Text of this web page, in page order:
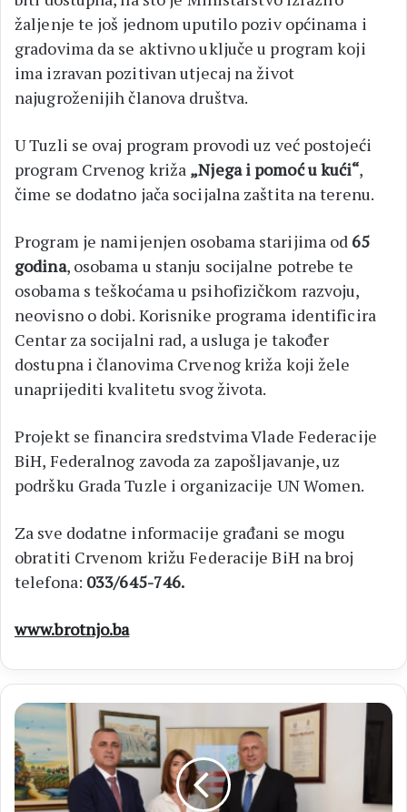
žaljenje te još jednom uputilo poziv općinama i
gradovima da se aktivno uključe u program koji
ima izravan pozitivan utjecaj na život
najugroženijih članova društva.
U Tuzli se ovaj program provodi uz već postojeći
program Crvenog križa „Njega i pomoć u kući“,
čime se dodatno jača socijalna zaštita na terenu.
Program je namijenjen osobama starijima od 65
godina, osobama u stanju socijalne potrebe te
osobama s teškoćama u psihofizičkom razvoju,
neovisno o dobi. Korisnike programa identificira
Centar za socijalni rad, a usluga je također
dostupna i članovima Crvenog križa koji žele
unaprijediti kvalitetu svog života.
Projekt se financira sredstvima Vlade Federacije
BiH, Federalnog zavoda za zapošljavanje, uz
podršku Grada Tuzle i organizacije UN Women.
Za sve dodatne informacije građani se mogu
obratiti Crvenom križu Federacije BiH na broj
telefona: 033/645-746.
www.brotnjo.ba
Federalna
ministrica
i
županijski
ministar
prometa